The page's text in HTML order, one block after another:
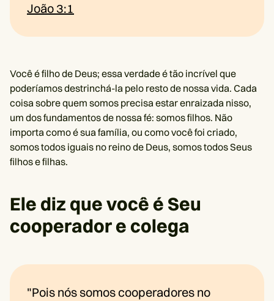
João 3:1
Você é filho de Deus; essa verdade é tão incrível que
poderíamos destrinchá-la pelo resto de nossa vida. Cada
coisa sobre quem somos precisa estar enraizada nisso,
um dos fundamentos de nossa fé: somos filhos. Não
importa como é sua família, ou como você foi criado,
somos todos iguais no reino de Deus, somos todos Seus
filhos e filhas.
Ele diz que você é Seu
cooperador e colega
"Pois nós somos cooperadores no